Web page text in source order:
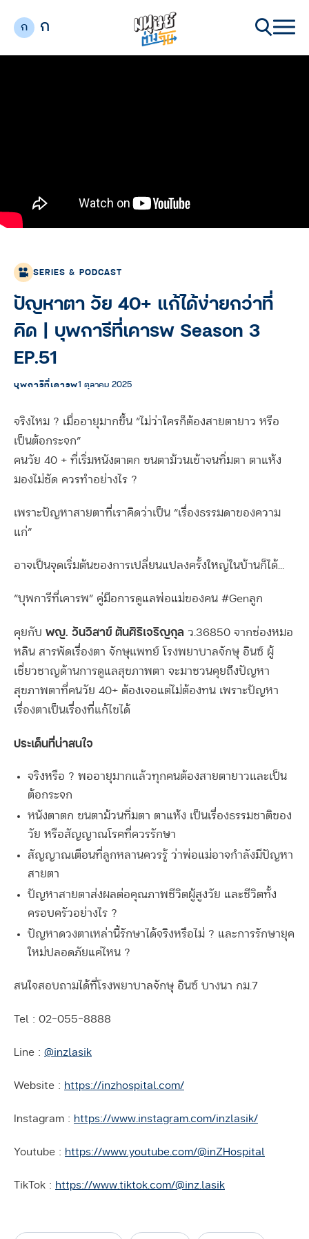
ก ก
SERIES & PODCAST
ปัญหาตา วัย 40+ แก้ได้ง่ายกว่าที่
คิด | บุพการีที่เคารพ Season 3
EP.51
บุพการีที่เคารพ1 ตุลาคม 2025
จริงไหม ? เมื่ออายุมากขึ้น “ไม่ว่าใครก็ต้องสายตายาว หรือ
เป็นต้อกระจก”
คนวัย 40 + ที่เริ่มหนังตาตก ขนตาม้วนเข้าจนทิ่มตา ตาแห้ง
มองไม่ชัด ควรทำอย่างไร ?
เพราะปัญหาสายตาที่เราคิดว่าเป็น “เรื่องธรรมดาของความ
แก่”
อาจเป็นจุดเริ่มต้นของการเปลี่ยนแปลงครั้งใหญ่ในบ้านก็ได้…
“บุพการีที่เคารพ” คู่มือการดูแลพ่อแม่ของคน #Genลูก
คุยกับ พญ. วันวิสาข์ ตันศิริเจริญกุล ว.36850 จากช่องหมอ
หลิน สารพัดเรื่องตา จักษุแพทย์ โรงพยาบาลจักษุ อินซ์ ผู้
เชี่ยวชาญด้านการดูแลสุขภาพตา จะมาชวนคุยถึงปัญหา
สุขภาพตาที่คนวัย 40+ ต้องเจอแต่ไม่ต้องทน เพราะปัญหา
เรื่องตาเป็นเรื่องที่แก้ไขได้
ประเด็นที่น่าสนใจ
จริงหรือ ? พออายุมากแล้วทุกคนต้องสายตายาวและเป็น
ต้อกระจก
หนังตาตก ขนตาม้วนทิ่มตา ตาแห้ง เป็นเรื่องธรรมชาติของ
วัย หรือสัญญาณโรคที่ควรรักษา
สัญญาณเตือนที่ลูกหลานควรรู้ ว่าพ่อแม่อาจกำลังมีปัญหา
สายตา
ปัญหาสายตาส่งผลต่อคุณภาพชีวิตผู้สูงวัย และชีวิตทั้ง
ครอบครัวอย่างไร ?
ปัญหาดวงตาเหล่านี้รักษาได้จริงหรือไม่ ? และการรักษายุค
ใหม่ปลอดภัยแค่ไหน ?
สนใจสอบถามได้ที่โรงพยาบาลจักษุ อินซ์ บางนา กม.7
Tel : 02-055-8888
Line : @inzlasik
Website : https://inzhospital.com/
Instagram : https://www.instagram.com/inzlasik/
Youtube : https://www.youtube.com/@inZHospital
TikTok : https://www.tiktok.com/@inz.lasik